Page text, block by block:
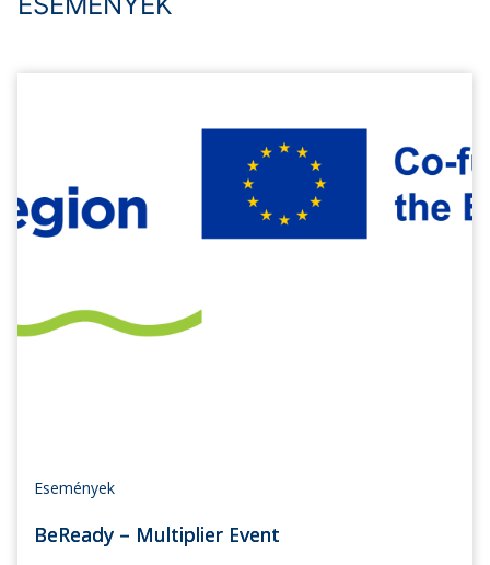
Események
BeReady – Multiplier Event